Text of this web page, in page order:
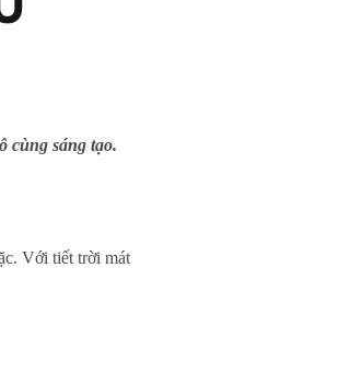
cùng sáng tạo.
Với tiết trời mát